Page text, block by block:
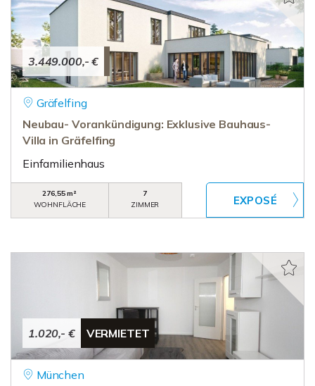
3.449.000,- €
Gräfelfing
Neubau- Vorankündigung: Exklusive Bauhaus-
Villa in Gräfelfing
Einfamilienhaus
276,55 m²
WOHNFLÄCHE
7
ZIMMER
1.020,- € VERMIETET
München